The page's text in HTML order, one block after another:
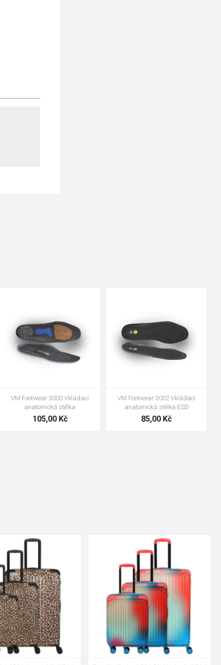
VM Footwear 3000 Vkládací
anatomická stélka
105,00 Kč
VM Footwear 3002 Vkládací
anatomická stélka ESD
85,00 Kč